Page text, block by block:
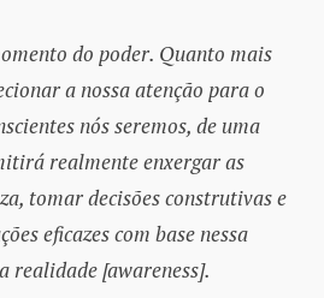
do poder. Quanto mais
a nossa atenção para o
nós seremos, de uma
realmente enxergar as
tomar decisões construtivas e
eficazes com base nessa
realidade [awareness].